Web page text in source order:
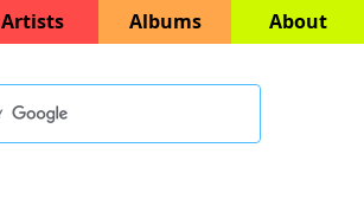
Artists Albums About